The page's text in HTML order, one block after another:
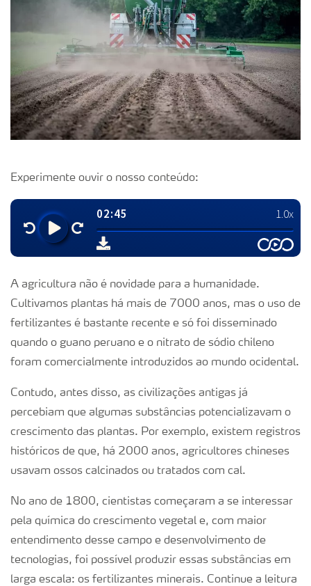
Experimente ouvir o nosso conteúdo:
A agricultura não é novidade para a humanidade.
Cultivamos plantas há mais de 7000 anos, mas o uso de
fertilizantes é bastante recente e só foi disseminado
quando o guano peruano e o nitrato de sódio chileno
foram comercialmente introduzidos ao mundo ocidental.
Contudo, antes disso, as civilizações antigas já
percebiam que algumas substâncias potencializavam o
crescimento das plantas. Por exemplo, existem registros
históricos de que, há 2000 anos, agricultores chineses
usavam ossos calcinados ou tratados com cal.
No ano de 1800, cientistas começaram a se interessar
pela química do crescimento vegetal e, com maior
entendimento desse campo e desenvolvimento de
tecnologias, foi possível produzir essas substâncias em
larga escala: os fertilizantes minerais. Continue a leitura